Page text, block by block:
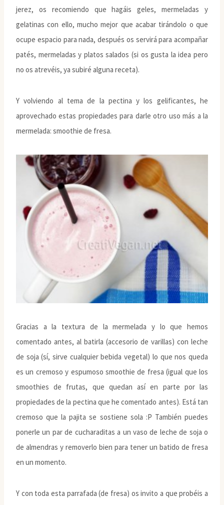
jerez, os recomiendo que hagáis geles, mermeladas y
gelatinas con ello, mucho mejor que acabar tirándolo o que
ocupe espacio para nada, después os servirá para acompañar
patés, mermeladas y platos salados (si os gusta la idea pero
no os atrevéis, ya subiré alguna receta).
Y volviendo al tema de la pectina y los gelificantes, he
aprovechado estas propiedades para darle otro uso más a la
mermelada: smoothie de fresa.
Gracias a la textura de la mermelada y lo que hemos
comentado antes, al batirla (accesorio de varillas) con leche
de soja (sí, sirve cualquier bebida vegetal) lo que nos queda
es un cremoso y espumoso smoothie de fresa (igual que los
smoothies de frutas, que quedan así en parte por las
propiedades de la pectina que he comentado antes). Está tan
cremoso que la pajita se sostiene sola :P También puedes
ponerle un par de cucharaditas a un vaso de leche de soja o
de almendras y removerlo bien para tener un batido de fresa
en un momento.
Y con toda esta parrafada (de fresa) os invito a que probéis a